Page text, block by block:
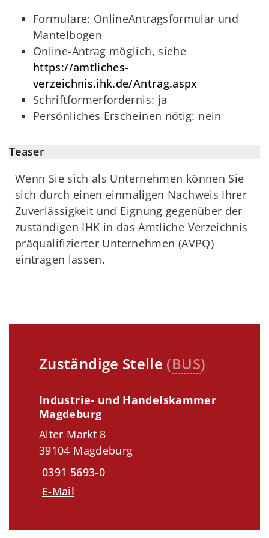
Formulare: OnlineAntragsformular und
Mantelbogen
Online-Antrag möglich, siehe
https://amtliches-
verzeichnis.ihk.de/Antrag.aspx
Schriftformerfordernis: ja
Persönliches Erscheinen nötig: nein
Teaser
Wenn Sie sich als Unternehmen können Sie
sich durch einen einmaligen Nachweis Ihrer
Zuverlässigkeit und Eignung gegenüber der
zuständigen IHK in das Amtliche Verzeichnis
präqualifizierter Unternehmen (AVPQ)
eintragen lassen.
Zuständige Stelle (BUS)
Industrie- und Handelskammer
Magdeburg
Alter Markt 8
39104 Magdeburg
0391 5693-0
E-Mail